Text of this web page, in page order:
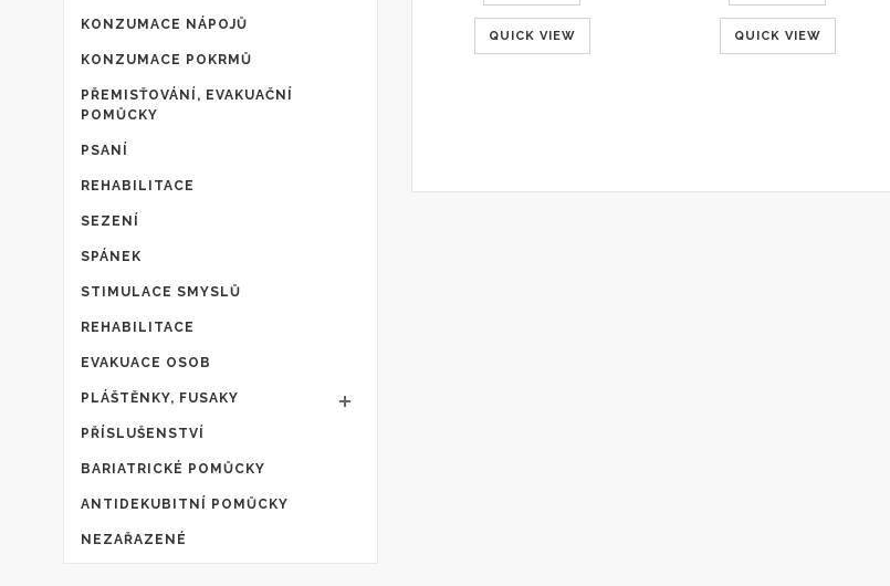
KONZUMACE NÁPOJŮ
KONZUMACE POKRMŮ
PŘEMISŤOVÁNÍ, EVAKUAČNÍ
POMŮCKY
PSANÍ
REHABILITACE
SEZENÍ
SPÁNEK
STIMULACE SMYSLŮ
REHABILITACE
EVAKUACE OSOB
PLÁŠTĚNKY, FUSAKY
PŘÍSLUŠENSTVÍ
BARIATRICKÉ POMŮCKY
ANTIDEKUBITNÍ POMŮCKY
NEZAŘAZENÉ
QUICK VIEW QUICK VIEW